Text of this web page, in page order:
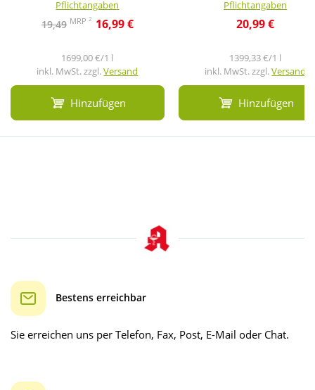
Pflichtangaben
19,49 MRP 2 16,99 €
1699,00 €/1 l
inkl. MwSt. zzgl.Versand
Hinzufügen
Pflichtangaben
20,99 €
1399,33 €/1 l
inkl. MwSt. zzgl.Versand
Hinzufügen
Bestens erreichbar
Sie erreichen uns per Telefon, Fax, Post, E-Mail oder Chat.